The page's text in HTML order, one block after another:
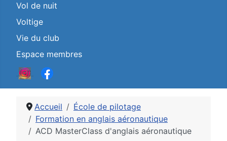
Vol de nuit
Voltige
Vie du club
Espace membres
Accueil
École de pilotage
Formation en anglais aéronautique
ACD MasterClass d'anglais aéronautique